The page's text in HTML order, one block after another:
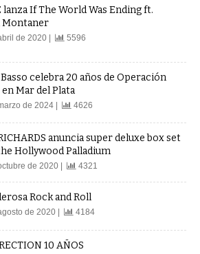
lanza If The World Was Ending ft.
Montaner
de 2020 | 5596
celebra 20 años de Operación
Mar del Plata
de 2024 | 4626
anuncia super deluxe box set
Hollywood Palladium
de 2020 | 4321
Rock and Roll
de 2020 | 4184
10 AÑOS